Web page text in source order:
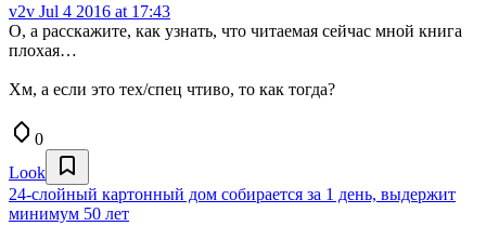
v2v Jul 4 2016 at 17:43
О, а расскажите, как узнать, что читаемая сейчас мной книга
плохая…
Хм, а если это тех/спец чтиво, то как тогда?
0
Look
24-слойный картонный дом собирается за 1 день, выдержит
минимум 50 лет